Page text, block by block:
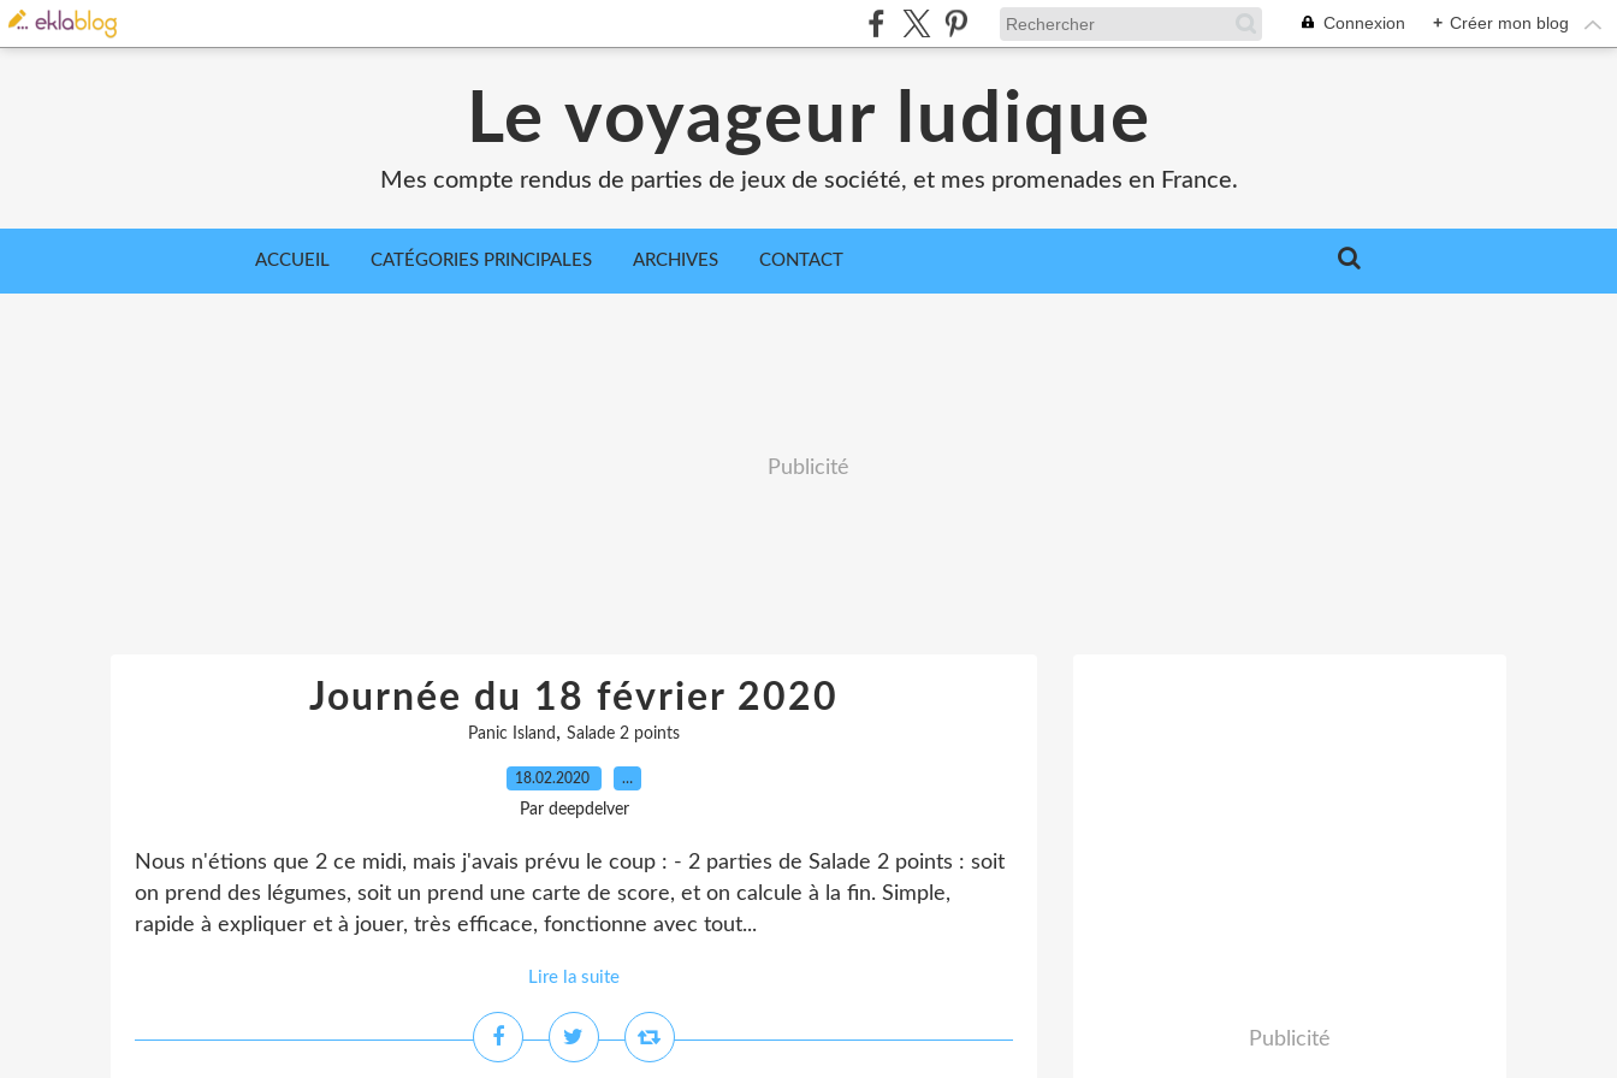
Connexion + Créer mon blog
Le voyageur ludique
Mes compte rendus de parties de jeux de société, et mes promenades en France.
ACCUEIL CATÉGORIES PRINCIPALES ARCHIVES CONTACT
Publicité
Journée du 18 février 2020
Panic Island , Salade 2 points
18.02.2020 …
Par deepdelver
Nous n'étions que 2 ce midi, mais j'avais prévu le coup : - 2 parties de Salade 2 points : soit
on prend des légumes, soit un prend une carte de score, et on calcule à la fin. Simple,
rapide à expliquer et à jouer, très efficace, fonctionne avec tout...
Lire la suite
Publicité